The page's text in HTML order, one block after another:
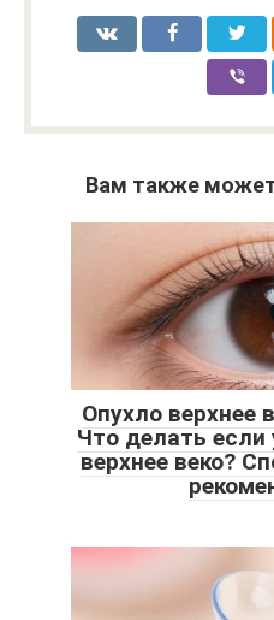
Вам также
Опухло верхнее
Что делать если
верхнее веко?